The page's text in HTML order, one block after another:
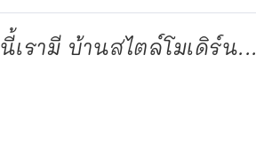
รามี บ้านสไตล์โมเดิร์น...